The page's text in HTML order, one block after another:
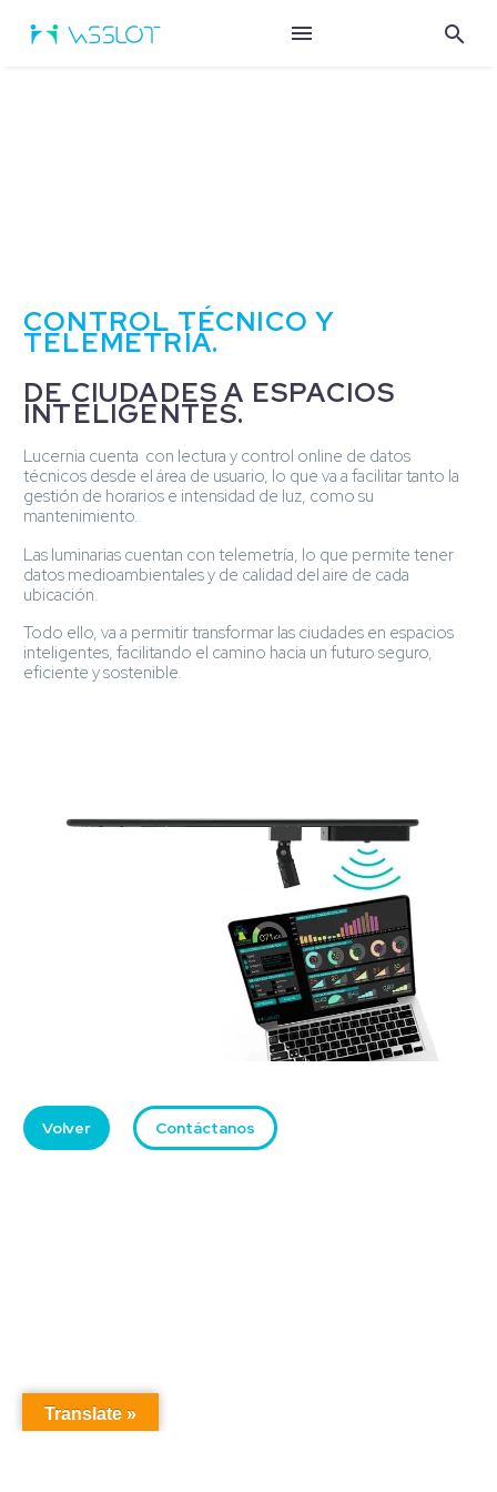
CONTROL TÉCNICO Y
TELEMETRÍA.
DE CIUDADES A ESPACIOS
INTELIGENTES.
Lucernia cuenta con lectura y control online de datos
técnicos desde el área de usuario, lo que va a facilitar tanto la
gestión de horarios e intensidad de luz, como su
mantenimiento.
Las luminarias cuentan con telemetría, lo que permite tener
datos medioambientales y de calidad del aire de cada
ubicación.
Todo ello, va a permitir transformar las ciudades en espacios
inteligentes, facilitando el camino hacia un futuro seguro,
eficiente y sostenible.
Volver Contáctanos
Translate »